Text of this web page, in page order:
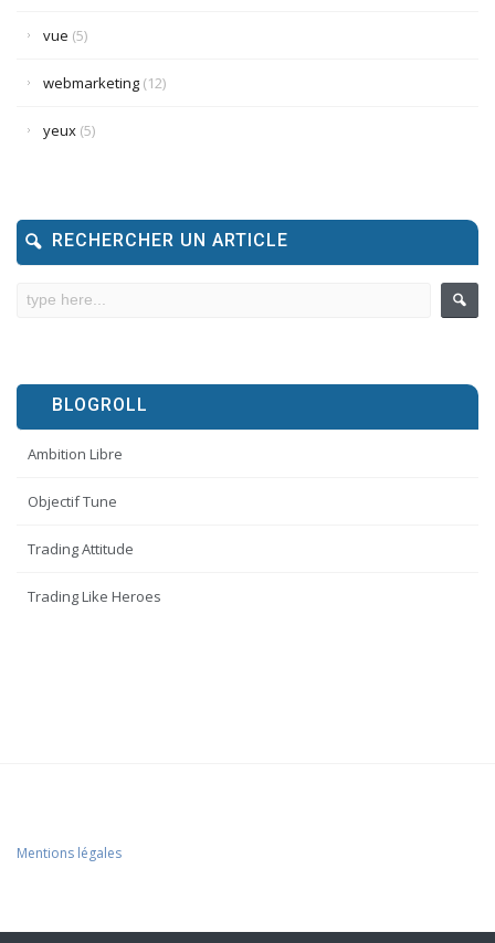
vue (5)
webmarketing (12)
yeux (5)
RECHERCHER UN ARTICLE
BLOGROLL
Ambition Libre
Objectif Tune
Trading Attitude
Trading Like Heroes
Mentions légales